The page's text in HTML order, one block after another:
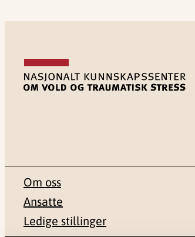
Om oss
Ansatte
Ledige stillinger